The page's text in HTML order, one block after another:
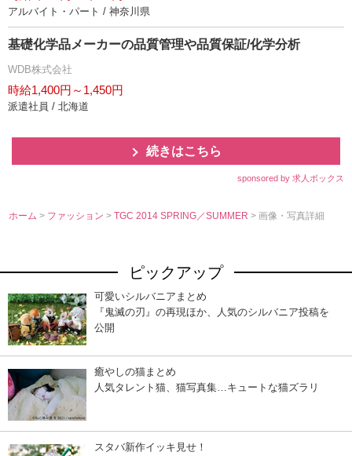
アルバイト・パート / 神奈川県
基礎化学品メーカーの品質管理や品質保証/化学分析
WDB株式会社
時給1,400円～1,450円
派遣社員 / 北海道
続きはこちら
sponsored by 求人ボックス
ホーム > ファッション>TGC 2014 SPRING／SUMMER> 画像・写真詳細
ピックアップ
可愛いシルバニアまとめ
『鬼滅の刃』の再現ほか、人気のシルバニア投稿を
公開
癒やしの猫まとめ
人気タレント猫、猫写真集…キュートな猫ズラリ
スタバ新作イッキ見せ！